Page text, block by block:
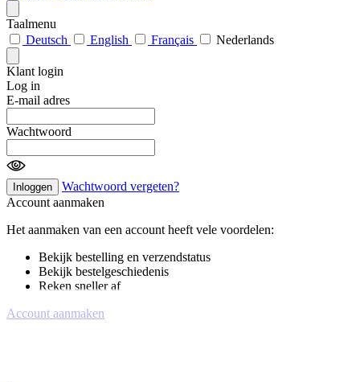
Taalmenu
Deutsch
English Français Nederlands
Klant login
Log in
E-mail adres
Wachtwoord
Inloggen
Wachtwoord vergeten?
Account aanmaken
Het aanmaken van een account heeft vele voordelen:
Bekijk bestelling en verzendstatus
Bekijk bestelgeschiedenis
Reken sneller af
Account aanmaken